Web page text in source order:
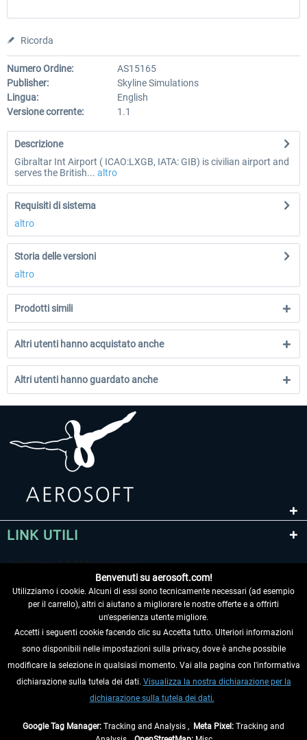
Ricorda
Numero Ordine:
AS15165
Publisher:
Skyline Simulations
Lingua:
English
Versione corrente:
1.1
Descrizione
Gibraltar Int Airport ( ICAO:LXGB, IATA: GIB) is civilian airport and
serves the British... altro
Requisiti di sistema
altro
Storia delle versioni
altro
Prodotti simili
Altri utenti hanno acquistato anche
Altri utenti hanno guardato anche
LINK UTILI
RECEDERE DAL CONTRATTO
INFORMAZIONI
Benvenuti su aerosoft.com!
Utilizziamo i cookie. Alcuni di essi sono tecnicamente necessari (ad esempio
per il carrello), altri ci aiutano a migliorare le nostre offerte e a offrirti
un'esperienza utente migliore.
Accetti i seguenti cookie facendo clic su Accetta tutto. Ulteriori informazioni
sono disponibili nelle impostazioni sulla privacy, dove è anche possibile
modificare la selezione in qualsiasi momento. Vai alla pagina con l'informativa
dichiarazione sulla tutela dei dati. Visualizza la nostra dichiarazione per la
dichiarazione sulla tutela dei dati.
Google Tag Manager: Tracking and Analysis , Meta Pixel: Tracking and